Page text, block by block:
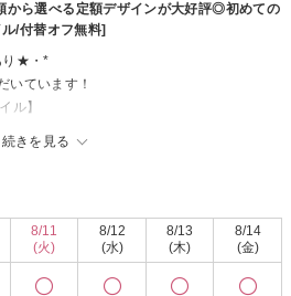
から選べる定額デザインが大好評◎初めての
/付替オフ無料]
続きを見る
り★・*
いています！
ル】
で
ごしください。
8/11
(火)
8/12
(水)
8/13
(木)
8/14
(金)